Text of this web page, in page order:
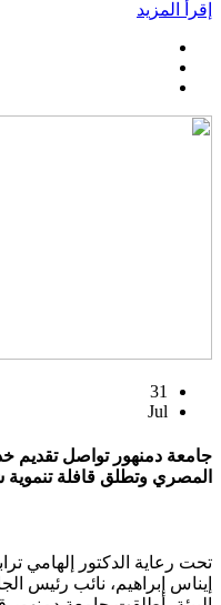
إقرأ المزيد
31
Jul
جامعة دمنهور تواصل تقديم
المصري وتطلق قافلة
تحت رعاية الدكتور إلهامي
إيناس إبراهيم، نائب رئيس